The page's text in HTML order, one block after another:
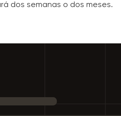
dos semanas o dos meses.